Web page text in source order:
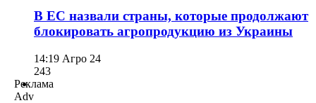
В ЕС назвали страны, которые продолжают
блокировать агропродукцию из Украины
14:19 Агро 24
243
Реклама
Adv